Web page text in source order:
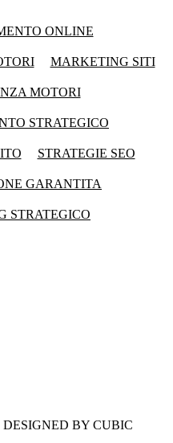
ONLINE
MARKETING SITI
MOTORI
STRATEGICO
STRATEGIE SEO
GARANTITA
STRATEGICO
BY CUBIC